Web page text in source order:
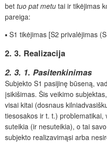
bet tuo pat metu tai ir tikėjimas
pareiga:
▪ S1 tikėjimas [S2 privalėjimas
2. 3. Realizacija
2. 3. 1. Pasitenkinimas
Subjekto S1 pasijinę būseną,
įsikišimas. Šis veikimo
visai kitai (dosnaus
tiesosakos ir t. t.) problematikai,
suteikia (ir nesuteikia), o tai
subjekto realizavimąsi arba